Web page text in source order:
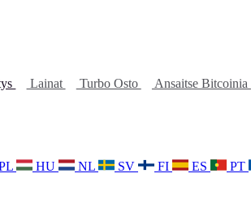
Lainat Turbo Osto Ansaitse Bitcoinia
HU NL SV FI ES PT